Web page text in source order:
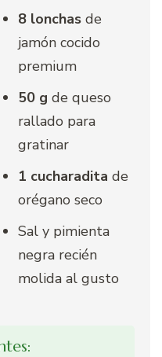
8 lonchas de
jamón cocido
premium
50 g de queso
rallado para
gratinar
1 cucharadita de
orégano seco
Sal y pimienta
negra recién
molida al gusto